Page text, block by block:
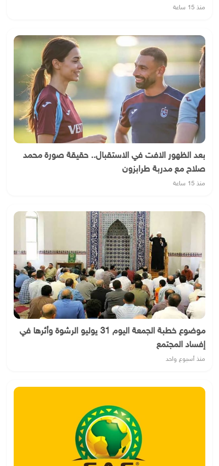
منذ 15 ساعة
بعد الظهور الافت في الاستقبال.. حقيقة صورة محمد
صلاح مع مدربة طرابزون
منذ 15 ساعة
موضوع خطبة الجمعة اليوم 31 يوليو الرشوة وأثرها في
إفساد المجتمع
منذ أسبوع واحد